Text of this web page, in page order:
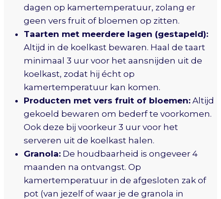
dagen op kamertemperatuur, zolang er
geen vers fruit of bloemen op zitten.
Taarten met meerdere lagen (gestapeld):
Altijd in de koelkast bewaren. Haal de taart
minimaal 3 uur voor het aansnijden uit de
koelkast, zodat hij écht op
kamertemperatuur kan komen.
Producten met vers fruit of bloemen: Altijd
gekoeld bewaren om bederf te voorkomen.
Ook deze bij voorkeur 3 uur voor het
serveren uit de koelkast halen.
Granola: De houdbaarheid is ongeveer 4
maanden na ontvangst. Op
kamertemperatuur in de afgesloten zak of
pot (van jezelf of waar je de granola in